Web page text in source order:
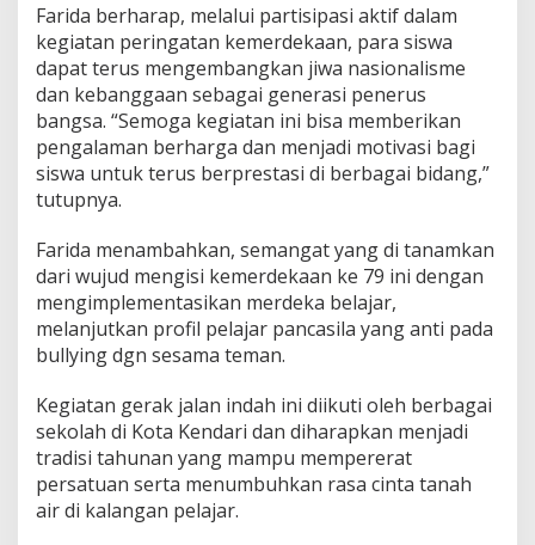
Farida berharap, melalui partisipasi aktif dalam
kegiatan peringatan kemerdekaan, para siswa
dapat terus mengembangkan jiwa nasionalisme
dan kebanggaan sebagai generasi penerus
bangsa. “Semoga kegiatan ini bisa memberikan
pengalaman berharga dan menjadi motivasi bagi
siswa untuk terus berprestasi di berbagai bidang,”
tutupnya.
Farida menambahkan, semangat yang di tanamkan
dari wujud mengisi kemerdekaan ke 79 ini dengan
mengimplementasikan merdeka belajar,
melanjutkan profil pelajar pancasila yang anti pada
bullying dgn sesama teman.
Kegiatan gerak jalan indah ini diikuti oleh berbagai
sekolah di Kota Kendari dan diharapkan menjadi
tradisi tahunan yang mampu mempererat
persatuan serta menumbuhkan rasa cinta tanah
air di kalangan pelajar.